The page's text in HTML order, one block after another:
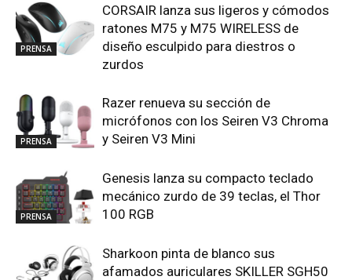
PRENSA
CORSAIR lanza sus ligeros y cómodos
ratones M75 y M75 WIRELESS de
diseño esculpido para diestros o
zurdos
PRENSA
Razer renueva su sección de
micrófonos con los Seiren V3 Chroma
y Seiren V3 Mini
PRENSA
Genesis lanza su compacto teclado
mecánico zurdo de 39 teclas, el Thor
100 RGB
Sharkoon pinta de blanco sus
afamados auriculares SKILLER SGH50